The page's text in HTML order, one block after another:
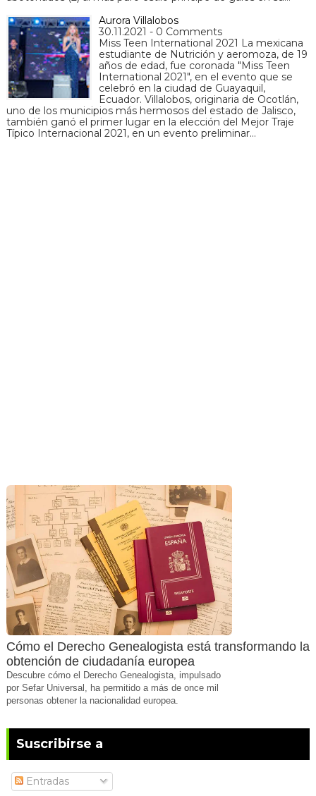
Aurora Villalobos
30.11.2021 - 0 Comments
Miss Teen International 2021 La mexicana
estudiante de Nutrición y aeromoza, de 19
años de edad, fue coronada "Miss Teen
International 2021", en el evento que se
celebró en la ciudad de Guayaquil,
Ecuador. Villalobos, originaria de Ocotlán,
uno de los municipios más hermosos del estado de Jalisco,
también ganó el primer lugar en la elección del Mejor Traje
Típico Internacional 2021, en un evento preliminar…
Cómo el Derecho Genealogista está transformando la
obtención de ciudadanía europea
Descubre cómo el Derecho Genealogista, impulsado
por Sefar Universal, ha permitido a más de once mil
personas obtener la nacionalidad europea.
Suscribirse a
Entradas